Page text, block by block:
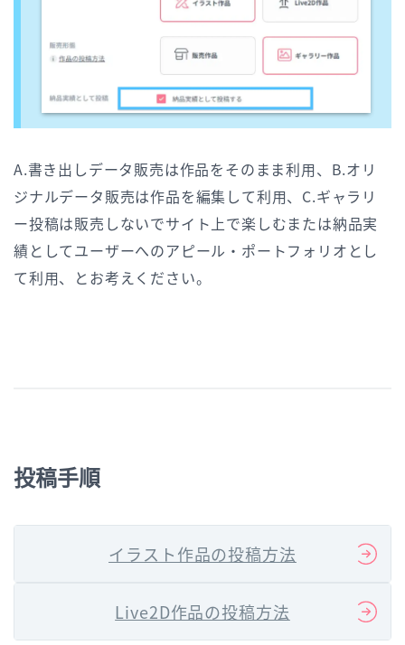
A.書き出しデータ販売は作品をそのまま利用、B.オリ
ジナルデータ販売は作品を編集して利用、C.ギャラリ
ー投稿は販売しないでサイト上で楽しむまたは納品実
績としてユーザーへのアピール・ポートフォリオとし
て利用、とお考えください。
投稿手順
イラスト作品の投稿方法
Live2D作品の投稿方法